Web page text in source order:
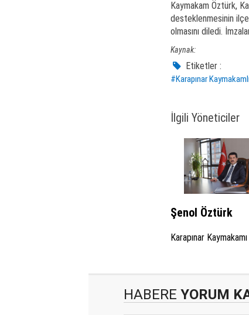
Kaymakam Öztürk,
desteklenmesinin
olmasını diledi.
Kaynak:
Etiketler :
#Karapınar
İlgili Yöneticiler
Şenol Öztürk
Karapınar Kaymakamı
HABERE YORUM